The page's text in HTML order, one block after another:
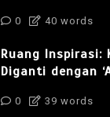
0 40 words
Ruang Inspirasi:
Diganti dengan
0 39 words